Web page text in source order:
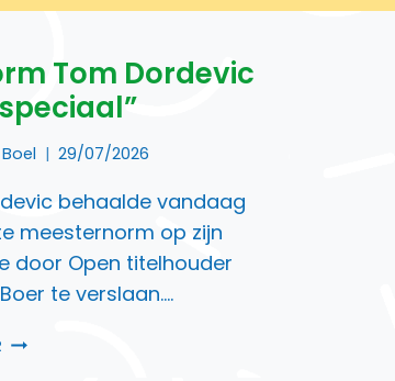
Tom Dordevic
29/07/2026
behaalde vandaag
meesternorm op zijn
door Open titelhouder
te verslaan….
IM-